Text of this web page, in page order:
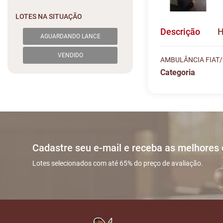
LOTES NA SITUAÇÃO
AGUARDANDO LANCE
VENDIDO
Descrição
AMBULÂNCIA
Categoria
# DATA/HORA
2 15/12
16/12
Sua dúvida
Nome
Cadastre seu e-mail e receba as
Lotes selecionados com até 65% do preço de avaliação.